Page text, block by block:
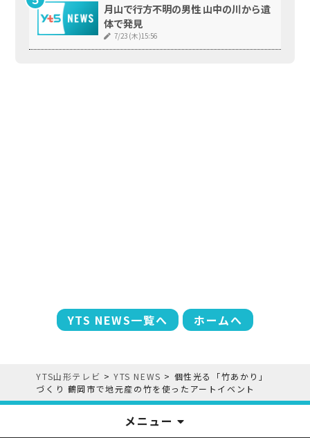
月山で行方不明の男性 山中の川から遺
体で発見
7/23 (木)15:56
YTS NEWS一覧へ ホームへ
YTS山形テレビ >YTS NEWS > 個性光る「竹あかり」
づくり 鶴岡市で地元産の竹を使ったアートイベント
メニュー